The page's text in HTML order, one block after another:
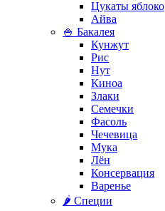
Цукаты яблоко
Айва
🍚 Бакалея
Кунжут
Рис
Нут
Киноа
Злаки
Семечки
Фасоль
Чечевица
Мука
Лён
Консервация
Варенье
🌶️ Специи